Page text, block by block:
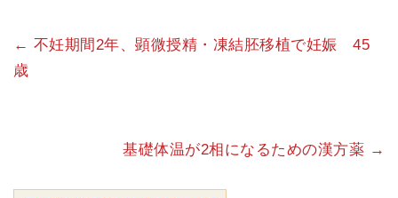
← 不妊期間2年、顕微授精・凍結胚移植で妊娠 45
歳
基礎体温が2相になるための漢方薬 →